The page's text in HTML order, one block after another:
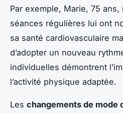
Par exemple, Marie, 75
séances régulières lui ont
sa santé cardiovasculaire
d’adopter un nouveau
individuelles démontrent
l’activité physique adaptée.
Les changements de mode